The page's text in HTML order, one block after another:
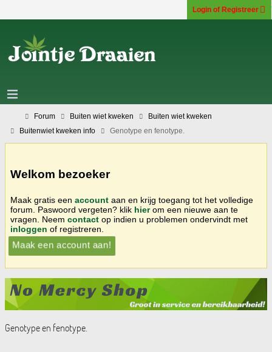
Login of Registreer
Forum Buiten wiet kweken
Buiten wiet kweken
Buitenwiet kweken info
Genotype en fenotype.
Welkom bezoeker
Maak gratis een account aan en krijg toegang tot het volledige
forum. Paswoord vergeten? klik hierom een nieuwe aan te
vragen. Neem contact op indien u problemen ondervindt met
inloggen of registreren.
Maak een account aan!
Genotype en fenotype.